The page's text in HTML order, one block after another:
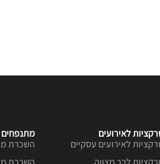
לאירועים
לאירועים עסקיים
מתנפחים
השכרת